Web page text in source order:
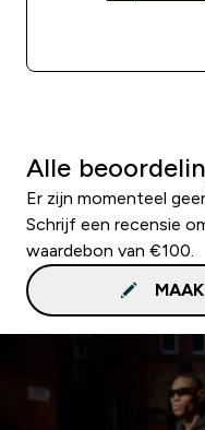
Alle
Er zijn momenteel
Schrijf een recensie
waardebon van €100.